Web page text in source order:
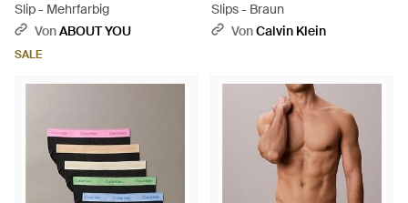
Slip - Mehrfarbig
VonABOUT YOU
SALE
Slips - Braun
VonCalvin Klein